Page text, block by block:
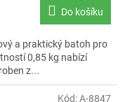
Do košíku
a praktický batoh pro
0,85 kg nabízí
z...
Kód:A-8847